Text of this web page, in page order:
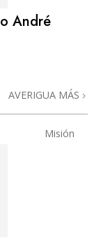
André
AVERIGUA MÁS
Misión